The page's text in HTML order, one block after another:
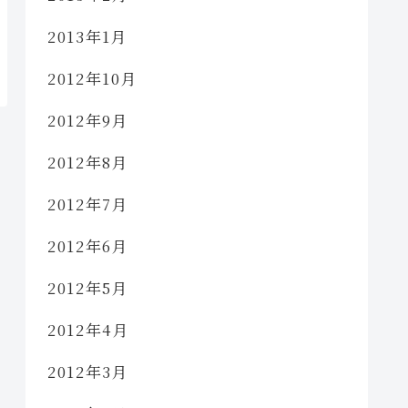
2013年1月
2012年10月
2012年9月
2012年8月
2012年7月
2012年6月
2012年5月
2012年4月
2012年3月